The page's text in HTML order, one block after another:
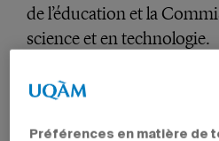
de l’éducation et la
science et en technologie.
VIE UNIVERSITAIRE
ÉTUDIANTS
Préférences en matière de